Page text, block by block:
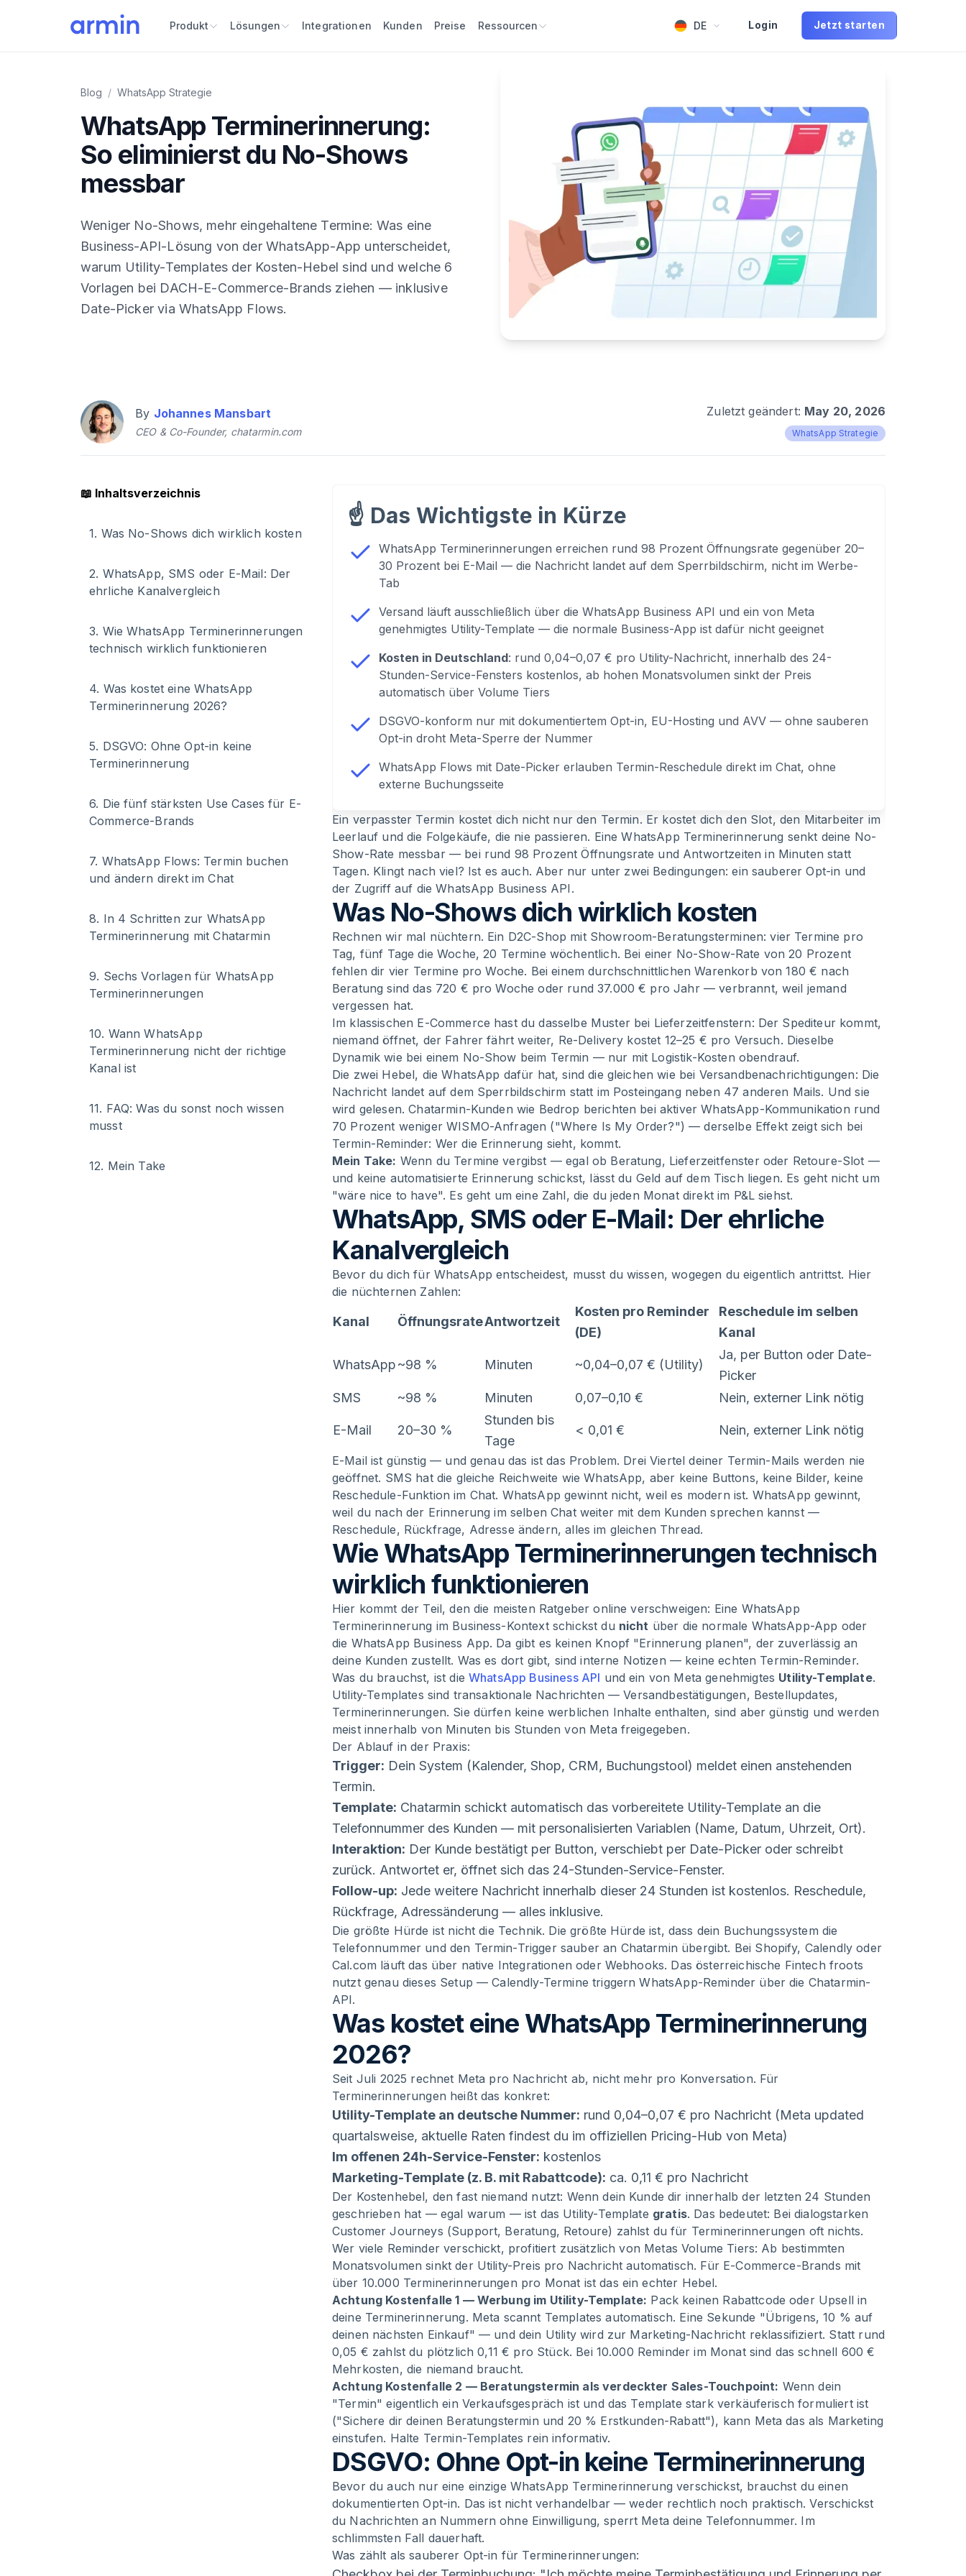
Produkt Lösungen Integrationen Kunden Preise Ressourcen DE Login Jetzt starten
Blog / WhatsApp Strategie
WhatsApp Terminerinnerung:
So eliminierst du No-Shows
messbar
Weniger No-Shows, mehr eingehaltene Termine: Was eine
Business-API-Lösung von der WhatsApp-App unterscheidet,
warum Utility-Templates der Kosten-Hebel sind und welche 6
Vorlagen bei DACH-E-Commerce-Brands ziehen — inklusive
Date-Picker via WhatsApp Flows.
By Johannes Mansbart
CEO & Co-Founder, chatarmin.com
Zuletzt geändert: May 20, 2026
WhatsApp Strategie
📖 Inhaltsverzeichnis
1. Was No-Shows dich wirklich kosten
2. WhatsApp, SMS oder E-Mail: Der
ehrliche Kanalvergleich
3. Wie WhatsApp Terminerinnerungen
technisch wirklich funktionieren
4. Was kostet eine WhatsApp
Terminerinnerung 2026?
5. DSGVO: Ohne Opt-in keine
Terminerinnerung
6. Die fünf stärksten Use Cases für E-
Commerce-Brands
7. WhatsApp Flows: Termin buchen
und ändern direkt im Chat
8. In 4 Schritten zur WhatsApp
Terminerinnerung mit Chatarmin
9. Sechs Vorlagen für WhatsApp
Terminerinnerungen
10. Wann WhatsApp
Terminerinnerung nicht der richtige
Kanal ist
11. FAQ: Was du sonst noch wissen
musst
12. Mein Take
☝️ Das Wichtigste in Kürze
WhatsApp Terminerinnerungen erreichen rund 98 Prozent Öffnungsrate gegenüber 20–
30 Prozent bei E-Mail — die Nachricht landet auf dem Sperrbildschirm, nicht im Werbe-
Tab
Versand läuft ausschließlich über die WhatsApp Business API und ein von Meta
genehmigtes Utility-Template — die normale Business-App ist dafür nicht geeignet
Kosten in Deutschland: rund 0,04–0,07 € pro Utility-Nachricht, innerhalb des 24-
Stunden-Service-Fensters kostenlos, ab hohen Monatsvolumen sinkt der Preis
automatisch über Volume Tiers
DSGVO-konform nur mit dokumentiertem Opt-in, EU-Hosting und AVV — ohne sauberen
Opt-in droht Meta-Sperre der Nummer
WhatsApp Flows mit Date-Picker erlauben Termin-Reschedule direkt im Chat, ohne
externe Buchungsseite
Ein verpasster Termin kostet dich nicht nur den Termin. Er kostet dich den Slot, den Mitarbeiter im
Leerlauf und die Folgekäufe, die nie passieren. Eine WhatsApp Terminerinnerung senkt deine No-
Show-Rate messbar — bei rund 98 Prozent Öffnungsrate und Antwortzeiten in Minuten statt
Tagen. Klingt nach viel? Ist es auch. Aber nur unter zwei Bedingungen: ein sauberer Opt-in und
der Zugriff auf die WhatsApp Business API.
Was No-Shows dich wirklich kosten
Rechnen wir mal nüchtern. Ein D2C-Shop mit Showroom-Beratungsterminen: vier Termine pro
Tag, fünf Tage die Woche, 20 Termine wöchentlich. Bei einer No-Show-Rate von 20 Prozent
fehlen dir vier Termine pro Woche. Bei einem durchschnittlichen Warenkorb von 180 € nach
Beratung sind das 720 € pro Woche oder rund 37.000 € pro Jahr — verbrannt, weil jemand
vergessen hat.
Im klassischen E-Commerce hast du dasselbe Muster bei Lieferzeitfenstern: Der Spediteur kommt,
niemand öffnet, der Fahrer fährt weiter, Re-Delivery kostet 12–25 € pro Versuch. Dieselbe
Dynamik wie bei einem No-Show beim Termin — nur mit Logistik-Kosten obendrauf.
Die zwei Hebel, die WhatsApp dafür hat, sind die gleichen wie bei Versandbenachrichtigungen: Die
Nachricht landet auf dem Sperrbildschirm statt im Posteingang neben 47 anderen Mails. Und sie
wird gelesen. Chatarmin-Kunden wie Bedrop berichten bei aktiver WhatsApp-Kommunikation rund
70 Prozent weniger WISMO-Anfragen ("Where Is My Order?") — derselbe Effekt zeigt sich bei
Termin-Reminder: Wer die Erinnerung sieht, kommt.
Mein Take: Wenn du Termine vergibst — egal ob Beratung, Lieferzeitfenster oder Retoure-Slot —
und keine automatisierte Erinnerung schickst, lässt du Geld auf dem Tisch liegen. Es geht nicht um
"wäre nice to have". Es geht um eine Zahl, die du jeden Monat direkt im P&L siehst.
WhatsApp, SMS oder E-Mail: Der ehrliche
Kanalvergleich
Bevor du dich für WhatsApp entscheidest, musst du wissen, wogegen du eigentlich antrittst. Hier
die nüchternen Zahlen:
Kanal ÖffnungsrateAntwortzeit
Kosten pro Reminder
(DE)
Reschedule im selben
Kanal
WhatsApp~98 % Minuten ~0,04–0,07 € (Utility)
Ja, per Button oder Date-
Picker
SMS
~98 % Minuten 0,07–0,10 € Nein, externer Link nötig
E-Mail 20–30 %
Stunden bis
Tage
< 0,01 € Nein, externer Link nötig
E-Mail ist günstig — und genau das ist das Problem. Drei Viertel deiner Termin-Mails werden nie
geöffnet. SMS hat die gleiche Reichweite wie WhatsApp, aber keine Buttons, keine Bilder, keine
Reschedule-Funktion im Chat. WhatsApp gewinnt nicht, weil es modern ist. WhatsApp gewinnt,
weil du nach der Erinnerung im selben Chat weiter mit dem Kunden sprechen kannst —
Reschedule, Rückfrage, Adresse ändern, alles im gleichen Thread.
Wie WhatsApp Terminerinnerungen technisch
wirklich funktionieren
Hier kommt der Teil, den die meisten Ratgeber online verschweigen: Eine WhatsApp
Terminerinnerung im Business-Kontext schickst du nicht über die normale WhatsApp-App oder
die WhatsApp Business App. Da gibt es keinen Knopf "Erinnerung planen", der zuverlässig an
deine Kunden zustellt. Was es dort gibt, sind interne Notizen — keine echten Termin-Reminder.
Was du brauchst, ist die WhatsApp Business API und ein von Meta genehmigtes Utility-Template.
Utility-Templates sind transaktionale Nachrichten — Versandbestätigungen, Bestellupdates,
Terminerinnerungen. Sie dürfen keine werblichen Inhalte enthalten, sind aber günstig und werden
meist innerhalb von Minuten bis Stunden von Meta freigegeben.
Der Ablauf in der Praxis:
Trigger: Dein System (Kalender, Shop, CRM, Buchungstool) meldet einen anstehenden
Termin.
Template: Chatarmin schickt automatisch das vorbereitete Utility-Template an die
Telefonnummer des Kunden — mit personalisierten Variablen (Name, Datum, Uhrzeit, Ort).
Interaktion: Der Kunde bestätigt per Button, verschiebt per Date-Picker oder schreibt
zurück. Antwortet er, öffnet sich das 24-Stunden-Service-Fenster.
Follow-up: Jede weitere Nachricht innerhalb dieser 24 Stunden ist kostenlos. Reschedule,
Rückfrage, Adressänderung — alles inklusive.
Die größte Hürde ist nicht die Technik. Die größte Hürde ist, dass dein Buchungssystem die
Telefonnummer und den Termin-Trigger sauber an Chatarmin übergibt. Bei Shopify, Calendly oder
Cal.com läuft das über native Integrationen oder Webhooks. Das österreichische Fintech froots
nutzt genau dieses Setup — Calendly-Termine triggern WhatsApp-Reminder über die Chatarmin-
API.
Was kostet eine WhatsApp Terminerinnerung
2026?
Seit Juli 2025 rechnet Meta pro Nachricht ab, nicht mehr pro Konversation. Für
Terminerinnerungen heißt das konkret:
Utility-Template an deutsche Nummer: rund 0,04–0,07 € pro Nachricht (Meta updated
quartalsweise, aktuelle Raten findest du im offiziellen Pricing-Hub von Meta)
Im offenen 24h-Service-Fenster: kostenlos
Marketing-Template (z. B. mit Rabattcode): ca. 0,11 € pro Nachricht
Der Kostenhebel, den fast niemand nutzt: Wenn dein Kunde dir innerhalb der letzten 24 Stunden
geschrieben hat — egal warum — ist das Utility-Template gratis. Das bedeutet: Bei dialogstarken
Customer Journeys (Support, Beratung, Retoure) zahlst du für Terminerinnerungen oft nichts.
Wer viele Reminder verschickt, profitiert zusätzlich von Metas Volume Tiers: Ab bestimmten
Monatsvolumen sinkt der Utility-Preis pro Nachricht automatisch. Für E-Commerce-Brands mit
über 10.000 Terminerinnerungen pro Monat ist das ein echter Hebel.
Achtung Kostenfalle 1 — Werbung im Utility-Template: Pack keinen Rabattcode oder Upsell in
deine Terminerinnerung. Meta scannt Templates automatisch. Eine Sekunde "Übrigens, 10 % auf
deinen nächsten Einkauf" — und dein Utility wird zur Marketing-Nachricht reklassifiziert. Statt rund
0,05 € zahlst du plötzlich 0,11 € pro Stück. Bei 10.000 Reminder im Monat sind das schnell 600 €
Mehrkosten, die niemand braucht.
Achtung Kostenfalle 2 — Beratungstermin als verdeckter Sales-Touchpoint: Wenn dein
"Termin" eigentlich ein Verkaufsgespräch ist und das Template stark verkäuferisch formuliert ist
("Sichere dir deinen Beratungstermin und 20 % Erstkunden-Rabatt"), kann Meta das als Marketing
einstufen. Halte Termin-Templates rein informativ.
DSGVO: Ohne Opt-in keine Terminerinnerung
Bevor du auch nur eine einzige WhatsApp Terminerinnerung verschickst, brauchst du einen
dokumentierten Opt-in. Das ist nicht verhandelbar — weder rechtlich noch praktisch. Verschickst
du Nachrichten an Nummern ohne Einwilligung, sperrt Meta deine Telefonnummer. Im
schlimmsten Fall dauerhaft.
Was zählt als sauberer Opt-in für Terminerinnerungen: